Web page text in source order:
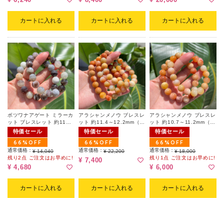
カートに入れる カートに入れる カートに入れる
ボツワナアゲート ミラーカ
ット ブレスレット 約11～
12mm（ランダム）
特価セール
66%OFF
通常価格： ¥ 14,040
残り2点 ご注文はお早めに!
¥ 4,680
カートに入れる
アラシャンメノウ ブレスレ
ット 約11.4～12.2mm（ラ
ンダム）
特価セール
66%OFF
通常価格：¥ 22,200
¥ 7,400
カートに入れる
アラシャンメノウ ブレスレ
ット 約10.7～11.2mm（ラ
ンダム）
特価セール
66%OFF
通常価格：¥ 18,000
残り1点 ご注文はお早めに!
¥ 6,000
カートに入れる